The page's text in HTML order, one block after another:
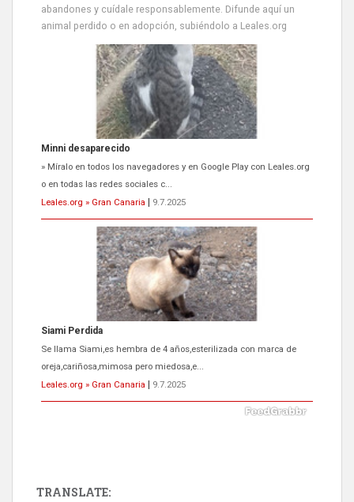
abandones y cuídale responsablemente. Difunde aquí un
animal perdido o en adopción, subiéndolo a Leales.org
Minni desaparecido
» Míralo en todos los navegadores y en Google Play con Leales.org
o en todas las redes sociales c...
Leales.org » Gran Canaria
9.7.2025
Siami Perdida
Se llama Siami,es hembra de 4 años,esterilizada con marca de
oreja,cariñosa,mimosa pero miedosa,e...
Leales.org » Gran Canaria
9.7.2025
TRANSLATE: